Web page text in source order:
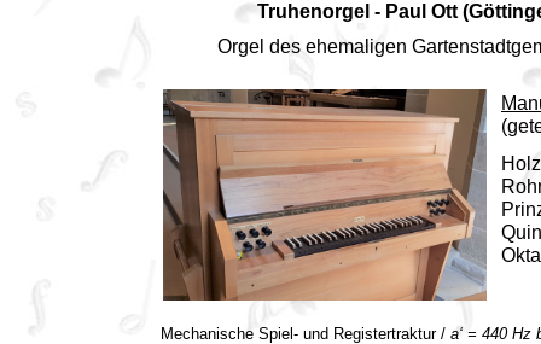
Truhenorgel - Paul Ott
Orgel des ehemaligen
Mechanische Spiel- und Registertraktur / a‘ = 440 Hz